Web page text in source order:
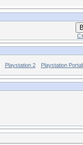
Playstation 2 Playstation